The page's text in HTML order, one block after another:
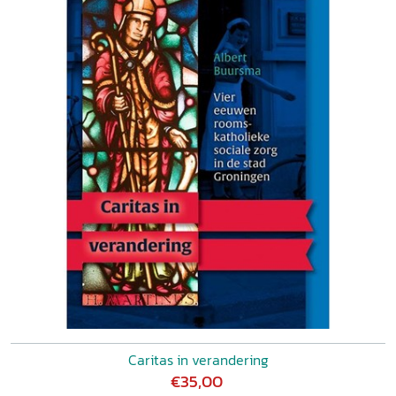
Caritas in verandering
€35,00